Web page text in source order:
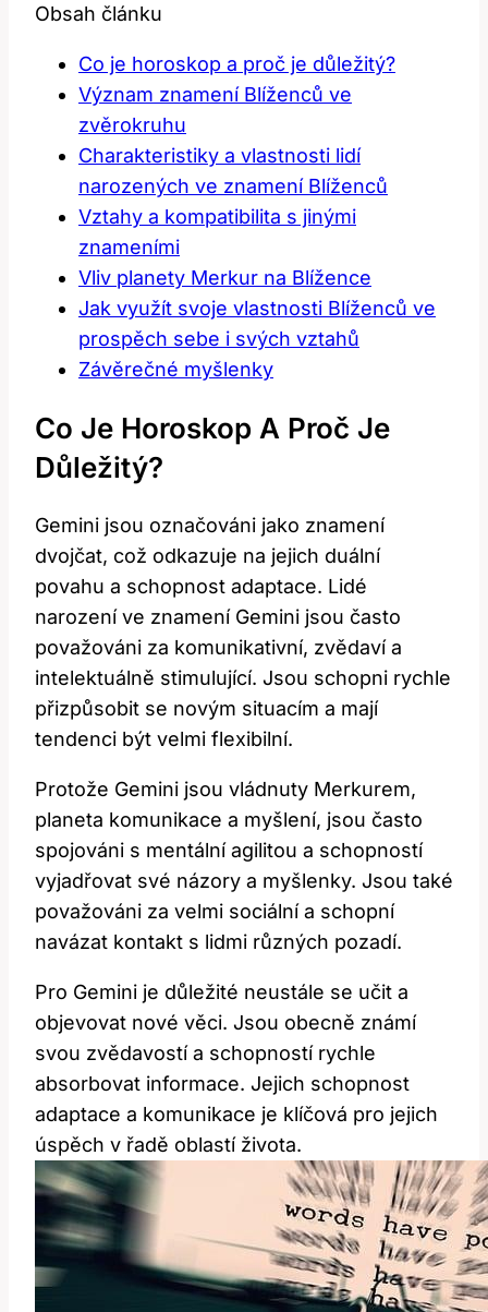
Obsah článku
Co je horoskop a proč je důležitý?
Význam znamení Blíženců ve
zvěrokruhu
Charakteristiky a vlastnosti lidí
narozených ve znamení Blíženců
Vztahy a kompatibilita s jinými
znameními
Vliv planety Merkur na Blížence
Jak využít svoje vlastnosti Blíženců ve
prospěch sebe i svých vztahů
Závěrečné myšlenky
Co Je Horoskop A Proč Je
Důležitý?
Gemini jsou označováni jako znamení
dvojčat, což odkazuje na jejich duální
povahu a schopnost adaptace. Lidé
narození ve znamení Gemini jsou často
považováni za komunikativní, zvědaví a
intelektuálně stimulující. Jsou schopni rychle
přizpůsobit se novým situacím a mají
tendenci být velmi flexibilní.
Protože Gemini jsou vládnuty Merkurem,
planeta komunikace a myšlení, jsou často
spojováni s mentální agilitou a schopností
vyjadřovat své názory a myšlenky. Jsou také
považováni za velmi sociální a schopní
navázat kontakt s lidmi různých pozadí.
Pro Gemini je důležité neustále se učit a
objevovat nové věci. Jsou obecně známí
svou zvědavostí a schopností rychle
absorbovat informace. Jejich schopnost
adaptace a komunikace je klíčová pro jejich
úspěch v řadě oblastí života.